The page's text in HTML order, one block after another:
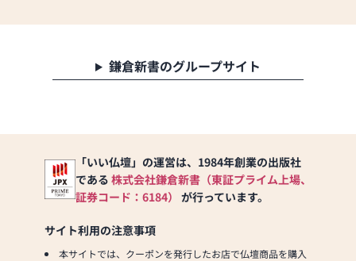
鎌倉新書のグループサイト
「いい仏壇」の運営は、1984年創業の出版社
である 株式会社鎌倉新書（東証プライム上場、
証券コード：6184） が行っています。
サイト利用の注意事項
本サイトでは、クーポンを発行したお店で仏壇商品を購入